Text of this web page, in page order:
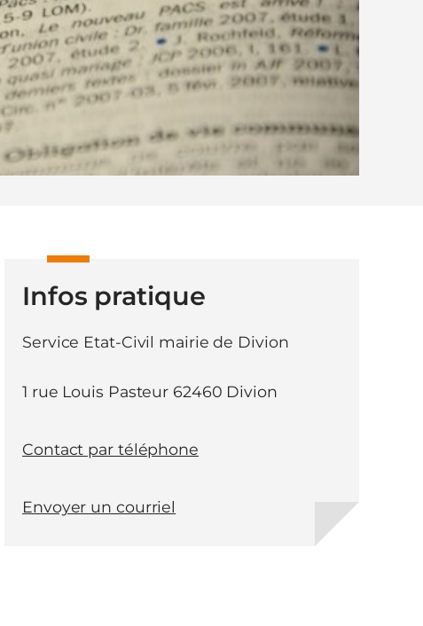
Infos pratique
Service Etat-Civil mairie de Divion
1 rue Louis Pasteur 62460 Divion
Contact par téléphone
Envoyer un courriel